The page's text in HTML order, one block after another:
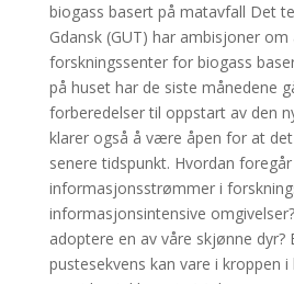
biogass basert på matavfall Det
Gdansk (GUT) har ambisjoner
forskningssenter for biogass
på huset har de siste månedene
forberedelser til oppstart av den
klarer også å være åpen for at
senere tidspunkt. Hvordan
informasjonsstrømmer i
informasjonsintensive
adoptere en av våre skjønne dyr?
pustesekvens kan vare i kroppen